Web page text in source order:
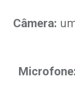
Câmera: